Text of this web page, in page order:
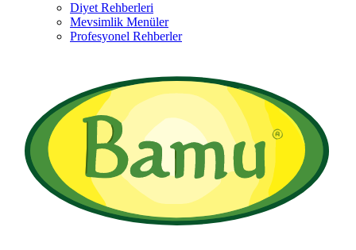
Diyet Rehberleri
Mevsimlik Menüler
Profesyonel Rehberler